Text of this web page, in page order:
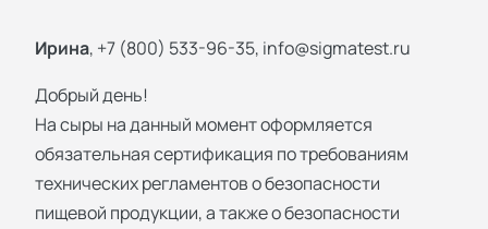
Ирина, +7 (800) 533-96-35, info@sigmatest.ru
Добрый день!
На сыры на данный момент оформляется
обязательная сертификация по требованиям
технических регламентов о безопасности
пищевой продукции, а также о безопасности